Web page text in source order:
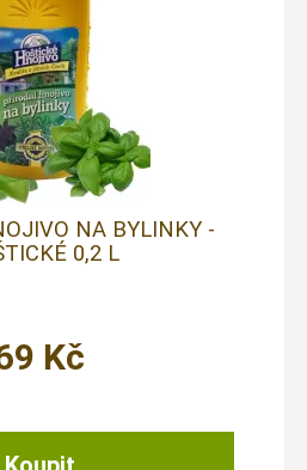
NA BYLINKY -
0,2 L
Kč